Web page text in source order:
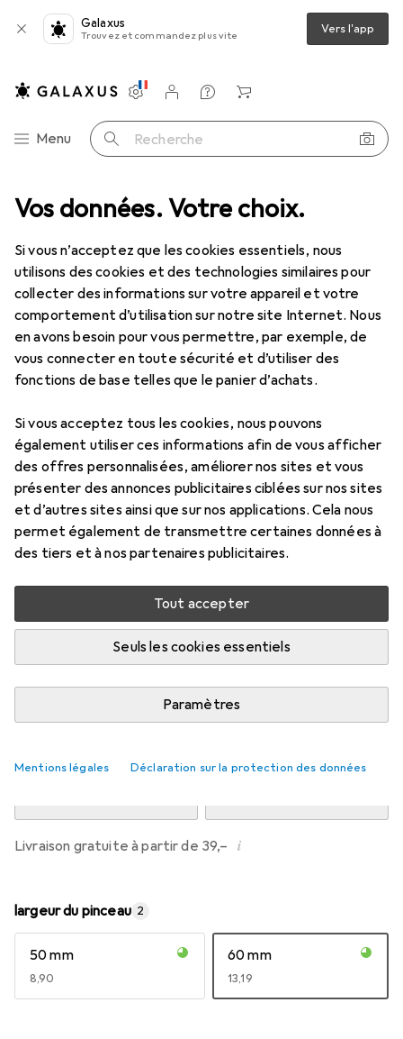
Vos données. Votre choix.
Si vous n’acceptez que les cookies essentiels, nous
utilisons des cookies et des technologies similaires pour
collecter des informations sur votre appareil et votre
comportement d’utilisation sur notre site Internet. Nous
en avons besoin pour vous permettre, par exemple, de
vous connecter en toute sécurité et d’utiliser des
fonctions de base telles que le panier d’achats.
Si vous acceptez tous les cookies, nous pouvons
également utiliser ces informations afin de vous afficher
des offres personnalisées, améliorer nos sites et vous
présenter des annonces publicitaires ciblées sur nos sites
et d’autres sites ainsi que sur nos applications. Cela nous
permet également de transmettre certaines données à
des tiers et à nos partenaires publicitaires.
Tout accepter
Seuls les cookies essentiels
Paramètres
Mentions légales Déclaration sur la protection des données
Galaxus
Trouvez et commandez plus vite Vers l'app
Navigation par catégorie
Menu Recherche
Paramètres
Compte client
Listes de comparaison
Listes d'envies
Panier
Produits pour peintres Pinceau Hola Pinceau plat
REMISE QUANTITATIVE
HolaPinceau plat
60 mm
Prix en EUR TVA incl.
EUR
11,59 économisez EUR
3,20
2
Évaluations Marque
Plus de produits Hola
Livré entre jeu, 13/8 et lun, 17/8
Plus de 10 pièces en stock chez le fournisseur
EUR
13,19
2 pièces
EUR
11,59
3 pièces
EUR
10,85
−18%
EUR
10,05
Livraison gratuite à partir de 39,– i
largeur du pinceau 2
50 mm
EUR
8,90
60 mm
EUR
13,19